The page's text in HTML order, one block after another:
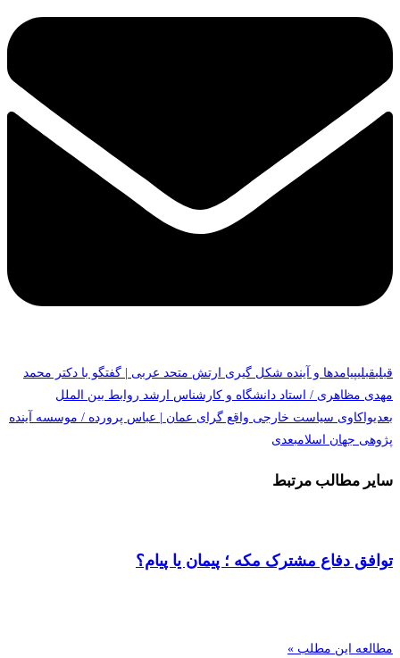
قبلیقبلیپیامدها و آینده شکل گیری ارتش متحد عربی | گفتگو با دکتر محمد
مهدی مظاهری / استاد دانشگاه و کارشناس ارشد روابط بین الملل
بعدیواکاوی سیاست خارجی واقع گرای عمان | عباس پرورده / موسسه آینده
پژوهی جهان اسلامبعدی
سایر مطالب مرتبط
توافق دفاع مشترک مکه ؛ پیمان یا پیام؟
مطالعه این مطلب »